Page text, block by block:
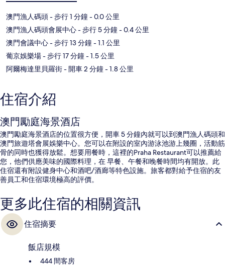
澳門漁人碼頭- 步行 1 分鐘- 0.0 公里
澳門漁人碼頭會展中心- 步行 5 分鐘- 0.4 公里
澳門會議中心- 步行 13 分鐘- 1.1 公里
葡京娛樂場- 步行 17 分鐘- 1.5 公里
阿爾梅達里貝羅街- 開車 2 分鐘- 1.8 公里
住宿介紹
澳門勵庭海景酒店
澳門勵庭海景酒店的位置很方便，開車 5 分鐘內就可以到澳門漁人碼頭和
澳門旅遊塔會展娛樂中心。您可以在附設的室內游泳池游上幾圈，活動筋
骨的同時也獲得放鬆。想要用餐時，這裡的Praha Restaurant可以推薦給
您，他們供應美味的國際料理，在 早餐、午餐和晚餐時間均有開放。此
住宿還有附設健身中心和酒吧/酒廊等特色設施。旅客都對給予住宿的友
善員工和住宿環境極高的評價。
更多此住宿的相關資訊
住宿摘要
飯店規模
444 間客房